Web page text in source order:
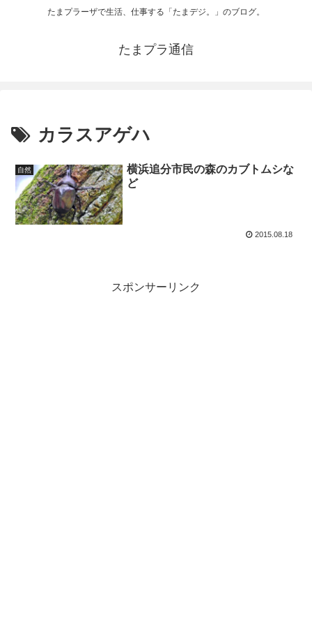
たまプラーザで生活、仕事する「たまデジ。」のブログ。
たまプラ通信
カラスアゲハ
自然
横浜追分市民の森のカブトムシな
ど
2015.08.18
スポンサーリンク